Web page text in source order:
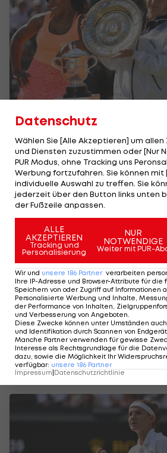
meisten Grand-Slam-
Tennis
Wimbledon: Zverev sieht
Augenhöhe" mit der
Tennis
Datenschutz
Wählen Sie [Alle Akzeptieren] um
und Diensten zuzustimmen oder [Nur
PUR Modus, ohne Tracking uns
Werbung fortzufahren. Sie können
individuelle Auswahl zu treffen. Sie
jederzeit über den Button links unten
der Fußzeile anpassen.
ALLE
AKZEPTIEREN
Tracking und
Personalisierung
NUR
NOTWENDIGE
Weiter mit PUR-
Wir und unsere 186 Partner verarbeiten
Ihre IP-Adresse und Browser-Attribute für die
Speichern von oder Zugriff auf Informationen
Personalisierte Werbung und Inhalte,
der Performance von Inhalten,
und Verbesserung von Angeboten.
Diese Zwecke können unter Umständen auch
und Identifikation durch Scannen von
Manche Partner verwenden für gewisse
Interesse als Rechtsgrundlage für die
dazu, sowie die Möglichkeit Ihr
verfügbar: unsere 186 Partner
Impressum Datenschutzrichtlinie